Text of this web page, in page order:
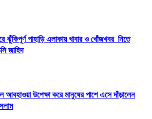
ঝুঁকিপূর্ণ পাহাড়ি এলাকায় খাবার ও খোঁজখবর নিতে
জাহিদ
আবহাওয়া উপেক্ষা করে মানুষের পাশে এসে দাঁড়ালেন